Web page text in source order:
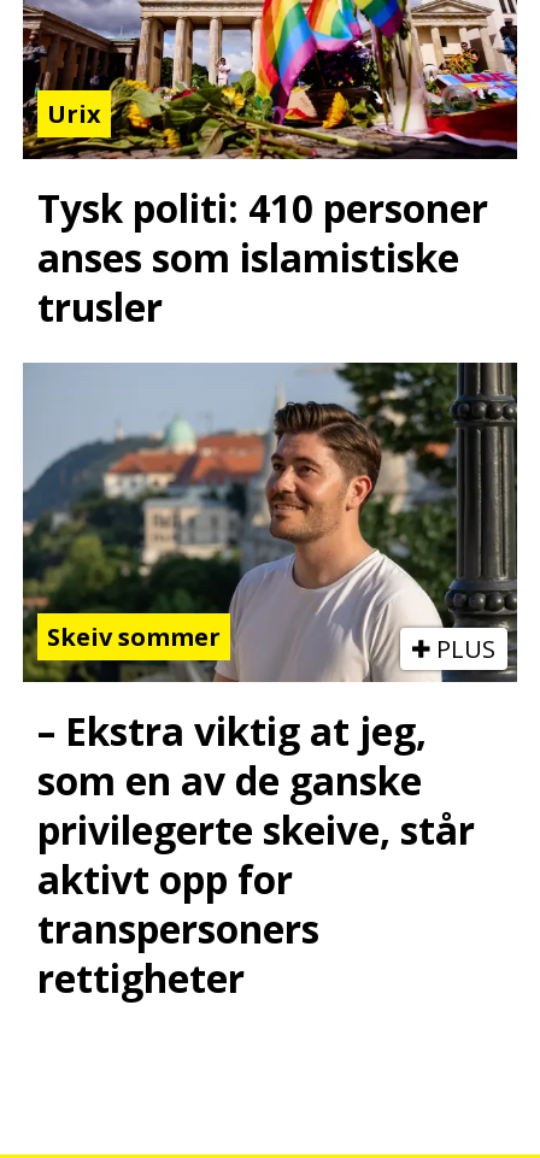
Urix
Tysk politi: 410 personer
anses som islamistiske
trusler
Skeiv sommer PLUS
– Ekstra viktig at jeg,
som en av de ganske
privilegerte skeive, står
aktivt opp for
transpersoners
rettigheter